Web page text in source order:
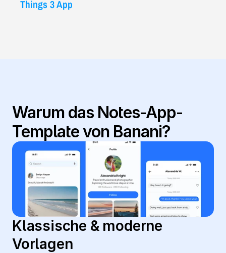
Things 3 App
Warum das Notes-App-
Template von Banani?
Klassische & moderne
Vorlagen